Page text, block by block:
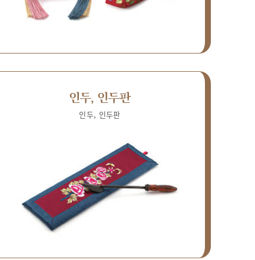
인두, 인두판
인두, 인두판